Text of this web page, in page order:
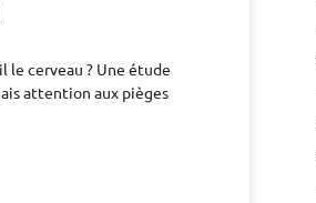
le cerveau ? Une étude
attention aux pièges